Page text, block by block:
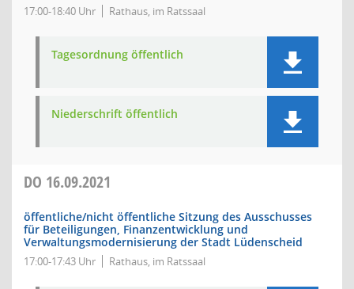
17:00-18:40 Uhr Rathaus, im Ratssaal
Tagesordnung öffentlich
Niederschrift öffentlich
DO 16.09.2021
öffentliche/nicht öffentliche Sitzung des Ausschusses
für Beteiligungen, Finanzentwicklung und
Verwaltungsmodernisierung der Stadt Lüdenscheid
17:00-17:43 Uhr Rathaus, im Ratssaal